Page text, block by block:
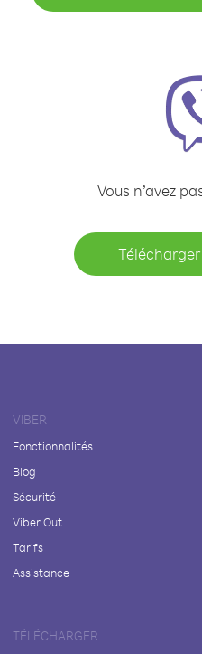
Vous n’avez
VIBER
Fonctionnalités
Blog
Sécurité
Viber Out
Tarifs
Assistance
TÉLÉCHARGER